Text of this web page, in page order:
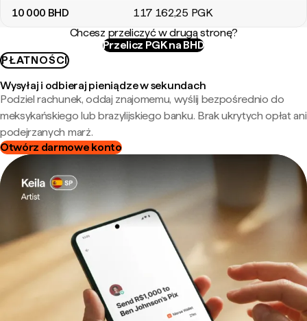
10 000 BHD 117 162,25 PGK
Chcesz przeliczyć w drugą stronę?
Przelicz PGK na BHD
PŁATNOŚCI
Wysyłaj i odbieraj pieniądze w sekundach
Podziel rachunek, oddaj znajomemu, wyślij bezpośrednio do
meksykańskiego lub brazylijskiego banku. Brak ukrytych opłat ani
podejrzanych marż.
Otwórz darmowe konto